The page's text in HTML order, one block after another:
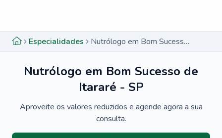
Especialidades Nutrólogo em Bom Sucesso de Itararé - SP
Nutrólogo em Bom Sucesso de
Itararé - SP
Aproveite os valores reduzidos e agende agora a sua
consulta.